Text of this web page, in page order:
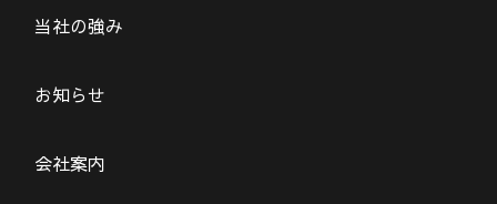
当社の強み
お知らせ
会社案内